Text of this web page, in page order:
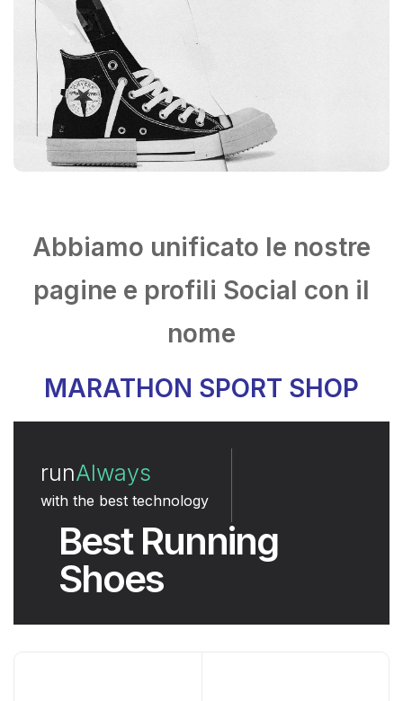
Abbiamo unificato le nostre
pagine e profili Social con il
nome
MARATHON SPORT SHOP
runAlways
with the best technology
Best Running
Shoes